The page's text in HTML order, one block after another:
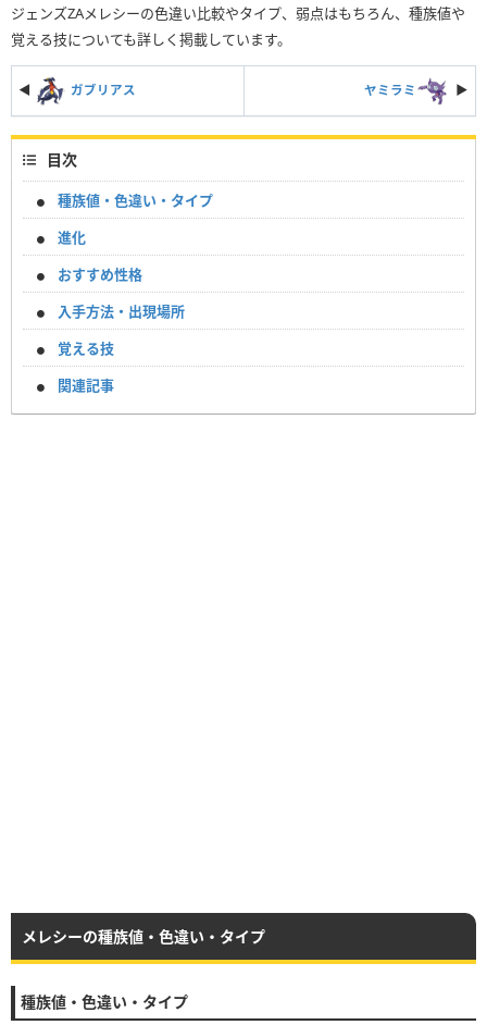
ジェンズZAメレシーの色違い比較やタイプ、弱点はもちろん、種族値や
覚える技についても詳しく掲載しています。
◀ ガブリアス ヤミラミ ▶︎
目次
種族値・色違い・タイプ
進化
おすすめ性格
入手方法・出現場所
覚える技
関連記事
メレシーの種族値・色違い・タイプ
種族値・色違い・タイプ